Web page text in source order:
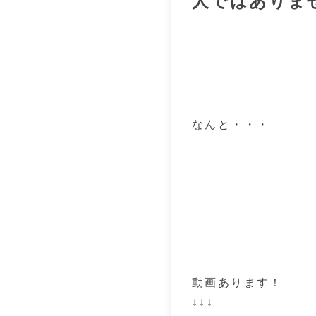
なんと・・・
動画あります！
↓↓↓